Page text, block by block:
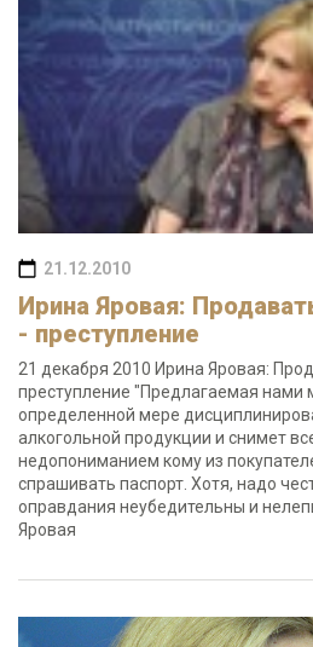
21.12.2010
Ирина Яровая:
- преступление
21 декабря 2010 Ирина Яровая:
преступление "Предлагаемая нами
определенной мере
алкогольной продукции и снимет
недопониманием кому из
спрашивать паспорт. Хотя, надо
оправдания неубедительны и
Яровая